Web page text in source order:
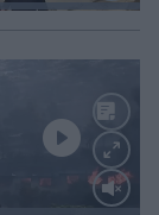
Loaded